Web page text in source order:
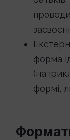
форма
формі,